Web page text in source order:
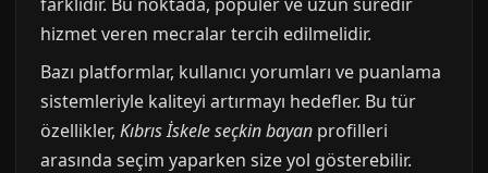
hizmet veren mecralar tercih edilmelidir.
Bazı platformlar, kullanıcı yorumları ve puanlama
sistemleriyle kaliteyi artırmayı hedefler. Bu tür
özellikler, Kıbrıs İskele seçkin bayan profilleri
arasında seçim yaparken size yol gösterebilir.